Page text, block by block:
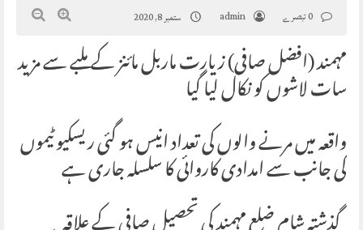
admin ستمبر 8, 2020
مہمند (افضل صافی) زیارت ماربل مائنز کے ملبے سے مزید
سات لاشوں کو نکال لیا گیا
واقعہ میں مرنے والوں کی تعداد انیس ہو گئی ریسکیو ٹیموں
کی جانب سے امدادی کاروائی کا سلسلہ جاری ہے